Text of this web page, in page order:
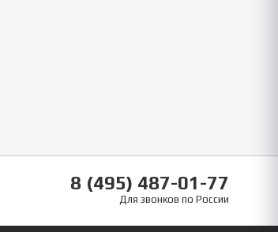
8 (495) 487-01-77
Для звонков по России